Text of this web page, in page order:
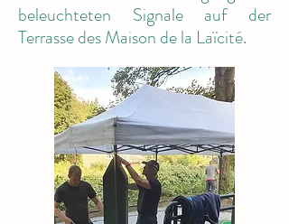
beleuchteten Signale auf der
Terrasse des Maison de la Laïcité.